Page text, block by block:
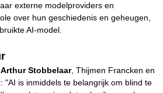
externe modelproviders en
over hun geschiedenis en geheugen,
AI-model.
Arthur Stobbelaar, Thijmen Francken en
"AI is inmiddels te belangrijk om blind te